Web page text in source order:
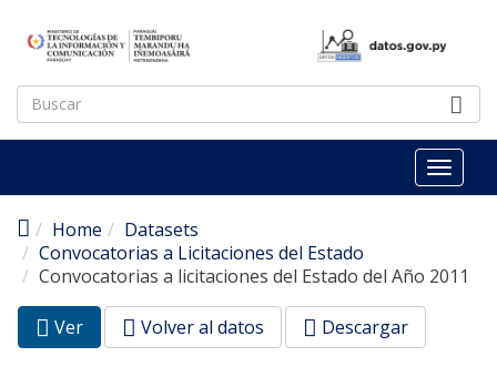
Toggle
Home
Datasets
Convocatorias a Licitaciones del Estado
Convocatorias a licitaciones del Estado del Año 2011
Solapas principales
Ver (pestaña
activa)
Volver al datos Descargar